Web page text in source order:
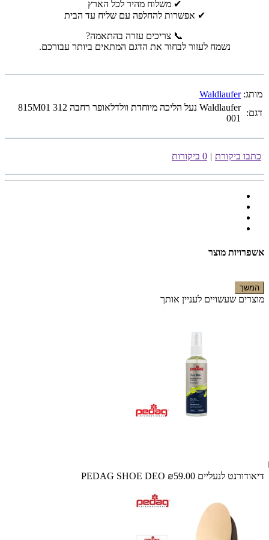
✔ משלוח מהיר לכל הארץ
✔ אפשרות להחלפה עם שליח עד הבית
📞 צריכים עזרה בהתאמה?
נשמח לעזור לבחור את הדגם המתאים ביותר עבורכם.
מותג: Waldlaufer
דגם:
Waldlaufer נעל הליכה מיוחדת וולדלאופר רחבה 815M01 312
001
כתבו ביקורת | 0 ביקורות
אשפרויות מוצר
המשך
מוצרים שעשויים לעניין אותך
דיאודורנט לנעליים PEDAG SHOE DEO ₪59.00